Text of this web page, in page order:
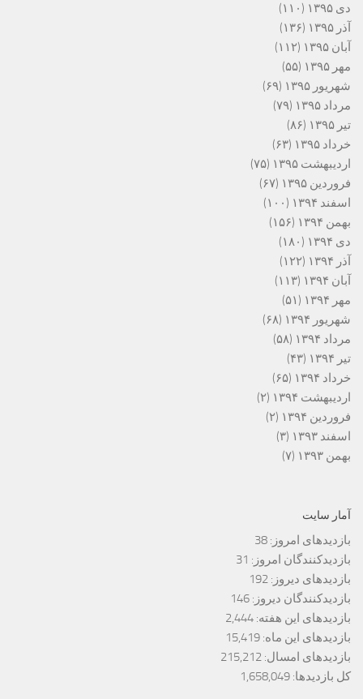
دی ۱۳۹۵
(۱۱۰)
آذر ۱۳۹۵
(۱۳۶)
آبان ۱۳۹۵
(۱۱۲)
مهر ۱۳۹۵
(۵۵)
شهریور ۱۳۹۵
(۶۹)
مرداد ۱۳۹۵
(۷۹)
تیر ۱۳۹۵
(۸۶)
خرداد ۱۳۹۵
(۶۳)
اردیبهشت ۱۳۹۵
(۷۵)
فروردین ۱۳۹۵
(۶۷)
اسفند ۱۳۹۴
(۱۰۰)
بهمن ۱۳۹۴
(۱۵۶)
دی ۱۳۹۴
(۱۸۰)
آذر ۱۳۹۴
(۱۲۲)
آبان ۱۳۹۴
(۱۱۳)
مهر ۱۳۹۴
(۵۱)
شهریور ۱۳۹۴
(۶۸)
مرداد ۱۳۹۴
(۵۸)
تیر ۱۳۹۴
(۴۳)
خرداد ۱۳۹۴
(۶۵)
اردیبهشت ۱۳۹۴
(۲)
فروردین ۱۳۹۴
(۲)
اسفند ۱۳۹۳
(۳)
بهمن ۱۳۹۳
(۷)
آمار سایت
بازدیدهای امروز: 38
بازدیدکنندگان امروز: 31
بازدیدهای دیروز: 192
بازدیدکنندگان دیروز: 146
بازدیدهای این هفته: 2,444
بازدیدهای این ماه: 15,419
بازدیدهای امسال: 215,212
کل بازدیدها: 1,658,049